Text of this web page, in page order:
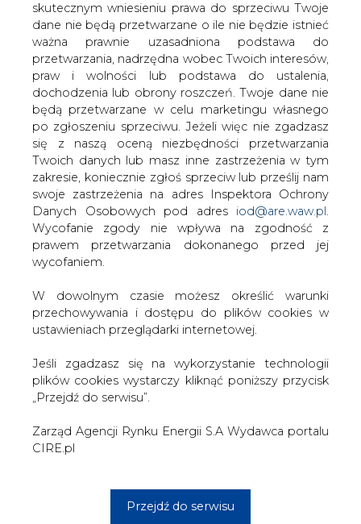
skutecznym wniesieniu prawa do sprzeciwu Twoje
dane nie będą przetwarzane o ile nie będzie istnieć
ważna prawnie uzasadniona podstawa do
przetwarzania, nadrzędna wobec Twoich interesów,
praw i wolności lub podstawa do ustalenia,
dochodzenia lub obrony roszczeń. Twoje dane nie
będą przetwarzane w celu marketingu własnego
po zgłoszeniu sprzeciwu. Jeżeli więc nie zgadzasz
się z naszą oceną niezbędności przetwarzania
Twoich danych lub masz inne zastrzeżenia w tym
zakresie, koniecznie zgłoś sprzeciw lub prześlij nam
swoje zastrzeżenia na adres Inspektora Ochrony
Danych Osobowych pod adres iod@are.waw.pl.
Wycofanie zgody nie wpływa na zgodność z
prawem przetwarzania dokonanego przed jej
wycofaniem.
W dowolnym czasie możesz określić warunki
przechowywania i dostępu do plików cookies w
ustawieniach przeglądarki internetowej.
Jeśli zgadzasz się na wykorzystanie technologii
plików cookies wystarczy kliknąć poniższy przycisk
„Przejdź do serwisu”.
Zarząd Agencji Rynku Energii S.A Wydawca portalu
CIRE.pl
Przejdź do serwisu
Posłowie starają się zminimalizować
swoje błędy. Wprowadzając najwyższą,
najtrudniejszą w realizacji i najdroższą
instytucję rynkową &#8211; giełdę,
zupełnie nie liczono się z realiami.
Do dziś jest dla mnie zagadką, jakie były motywy i
powody takiej ustawy jak obligo gazowe. Nie
otrzymałem na to dobrej odpowiedzi, bo trudno za taką
uznać: „no musi być konkurencja” z ust czołowego posła,
prowadzącego tę ustawę. Więc nie wiadomo dlaczego
ocenę szans komunizmu w Polsce) „pasuje jak siodło do
krowy”.
miała wady, na które w trakcie prac parlamentarnych
zwracano uwagę. Jednak w szale tworzenia nierealnego
prawa – nie wprowadzono tych zapisów. Dopiero dzisiaj
projektem poselskim – standardowa już praktyka naszej
młodej demokracji). Wprowadza się instytucję prawna,
chwili. Więc w powtarzaniu błędów i wprowadzaniu
przedziwnych ustaw nasi legislatorzy osiągają powoli